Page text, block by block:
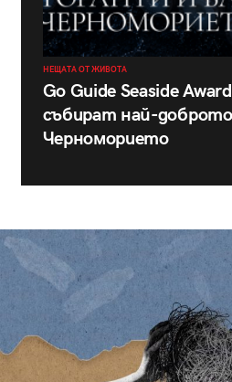
НЕЩАТА ОТ ЖИВОТА
Go Guide Seaside
събират най-
Черноморието